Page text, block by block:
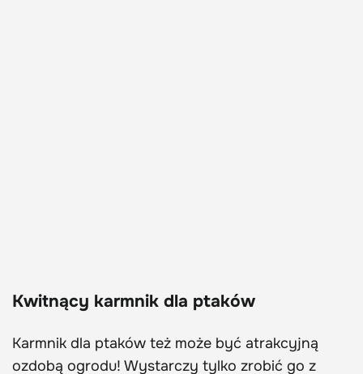
Kwitnący karmnik dla ptaków
Karmnik dla ptaków też może być atrakcyjną
ozdobą ogrodu! Wystarczy tylko zrobić go z